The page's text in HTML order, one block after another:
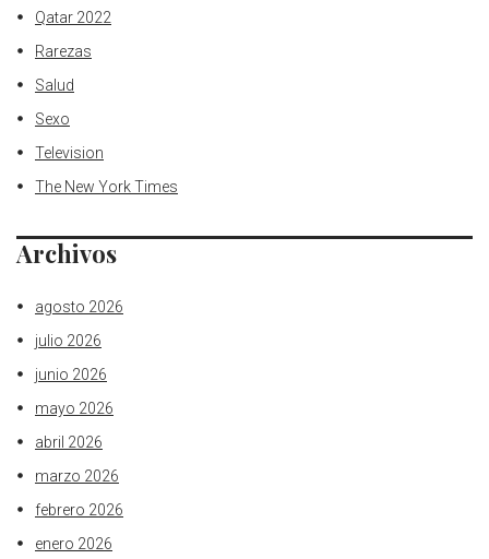
Qatar 2022
Rarezas
Salud
Sexo
Television
The New York Times
Archivos
agosto 2026
julio 2026
junio 2026
mayo 2026
abril 2026
marzo 2026
febrero 2026
enero 2026